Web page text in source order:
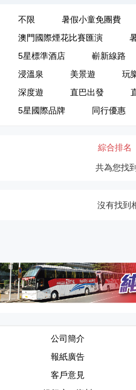
不限 暑假小童免團費
澳門國際煙花比賽匯演
5星標準酒店
嶄新線路
浸溫泉
美景遊 玩
深度遊
直巴出發
5星國際品牌
同行優惠
綜合排名
共為您找到
沒有找到
公司簡介
報紙廣告
客戶意見